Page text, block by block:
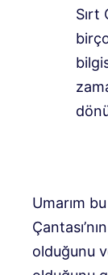
Sırt
Umarım
olduğunu